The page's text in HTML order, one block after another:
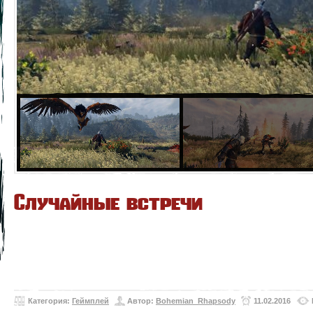
Случайные встречи
Категория: Геймплей Автор: Bohemian_Rhapsody 11.02.2016